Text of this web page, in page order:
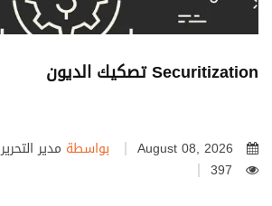
تصكيك الديون Securitization
بواسطة مدير التحرير
August 08, 2026
397